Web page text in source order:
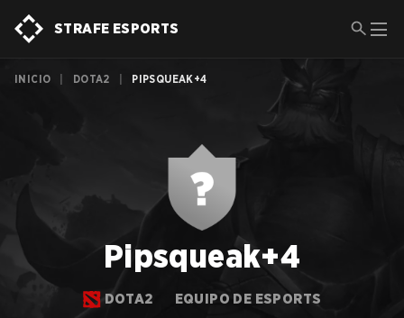
STRAFE ESPORTS
INICIO DOTA2 PIPSQUEAK+4
Pipsqueak+4
DOTA2 EQUIPO DE ESPORTS